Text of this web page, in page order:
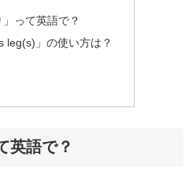
」って英語で？
leg(s)」の使い方は？
英語で？